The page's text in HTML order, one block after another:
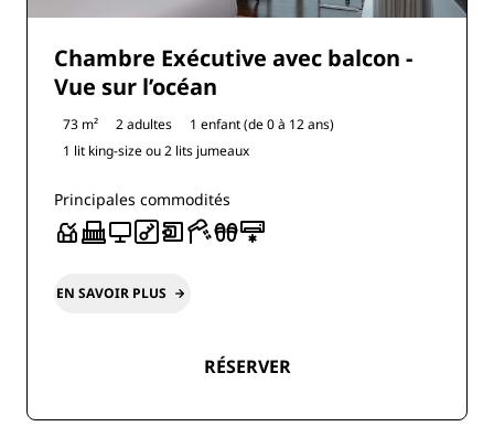
Chambre Exécutive avec balcon -
Vue sur l’océan
73 m² 2 adultes
1 enfant (de 0 à 12 ans)
1 lit king-size ou2 lits jumeaux
Principales commodités
EN SAVOIR PLUS
RÉSERVER